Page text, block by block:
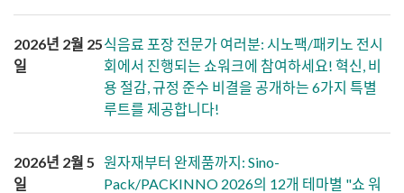
2026년 2월 25
일
식음료 포장 전문가 여러분: 시노팩/패키노 전시
회에서 진행되는 쇼워크에 참여하세요! 혁신, 비
용 절감, 규정 준수 비결을 공개하는 6가지 특별
루트를 제공합니다!
2026년 2월 5
일
원자재부터 완제품까지: Sino-
Pack/PACKINNO 2026의 12개 테마별 "쇼 워